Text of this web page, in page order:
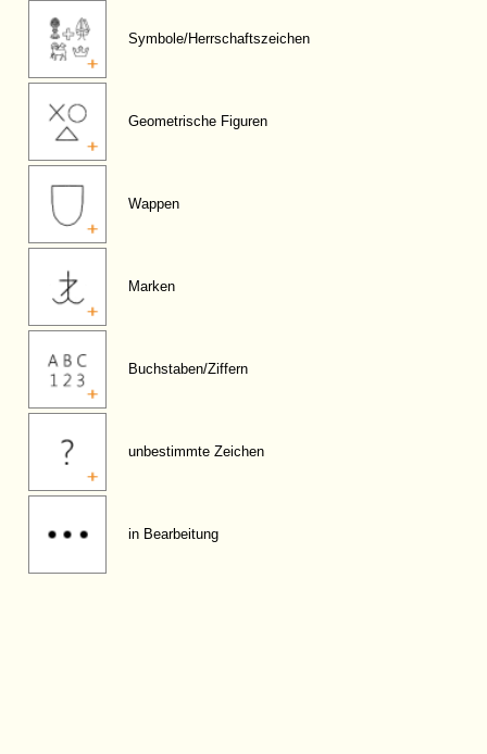
Symbole/Herrschaftszeichen
Geometrische Figuren
Wappen
Marken
Buchstaben/Ziffern
unbestimmte Zeichen
in Bearbeitung